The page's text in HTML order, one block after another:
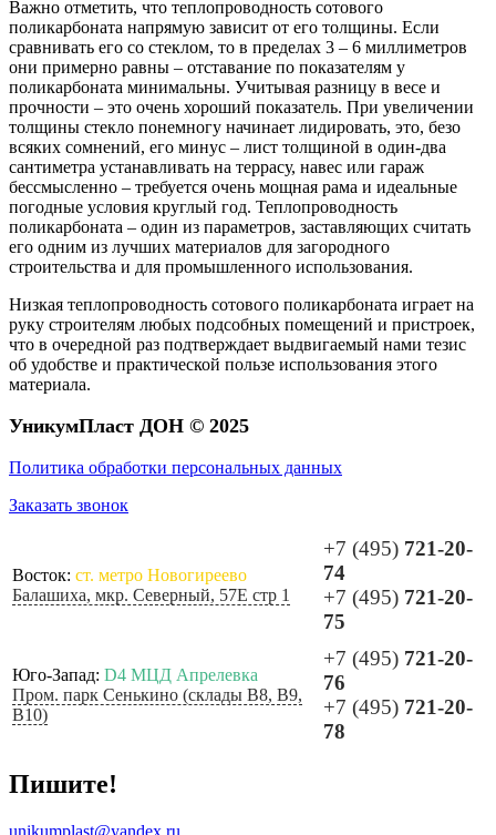
Важно отметить, что теплопроводность сотового
поликарбоната напрямую зависит от его толщины. Если
сравнивать его со стеклом, то в пределах 3 – 6 миллиметров
они примерно равны – отставание по показателям у
поликарбоната минимальны. Учитывая разницу в весе и
прочности – это очень хороший показатель. При увеличении
толщины стекло понемногу начинает лидировать, это, безо
всяких сомнений, его минус – лист толщиной в один-два
сантиметра устанавливать на террасу, навес или гараж
бессмысленно – требуется очень мощная рама и идеальные
погодные условия круглый год. Теплопроводность
поликарбоната – один из параметров, заставляющих считать
его одним из лучших материалов для загородного
строительства и для промышленного использования.
Низкая теплопроводность сотового поликарбоната играет на
руку строителям любых подсобных помещений и пристроек,
что в очередной раз подтверждает выдвигаемый нами тезис
об удобстве и практической пользе использования этого
материала.
УникумПласт ДОН © 2025
Политика обработки персональных данных
Заказать звонок
Восток: ст. метро Новогиреево
Балашиха, мкр. Северный, 57Е стр 1
+7 (495) 721-20-
74
+7 (495) 721-20-
75
Юго-Запад: D4 МЦД Апрелевка
Пром. парк Сенькино (склады B8, B9,
B10)
+7 (495) 721-20-
76
+7 (495) 721-20-
78
Пишите!
unikumplast@yandex.ru